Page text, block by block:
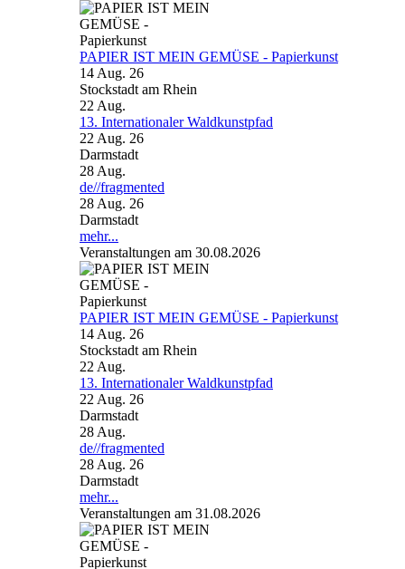
PAPIER IST MEIN GEMÜSE - Papierkunst
14 Aug. 26
Stockstadt am Rhein
22 Aug.
13. Internationaler Waldkunstpfad
22 Aug. 26
Darmstadt
28 Aug.
de//fragmented
28 Aug. 26
Darmstadt
mehr...
Veranstaltungen am 30.08.2026
PAPIER IST MEIN GEMÜSE - Papierkunst
14 Aug. 26
Stockstadt am Rhein
22 Aug.
13. Internationaler Waldkunstpfad
22 Aug. 26
Darmstadt
28 Aug.
de//fragmented
28 Aug. 26
Darmstadt
mehr...
Veranstaltungen am 31.08.2026